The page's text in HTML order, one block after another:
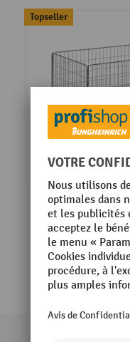
Topseller